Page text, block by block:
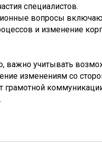
специалистов.
вопросы
и изменение
важно учитывать
изменениям со
грамотной